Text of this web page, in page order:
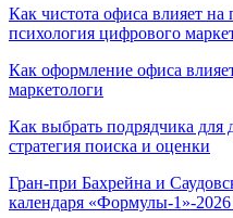
Как чистота офиса влияет на
психология цифрового
Как оформление офиса
маркетологи
Как выбрать подрядчика
стратегия поиска и оценки
Гран-при Бахрейна и
календаря «Формулы-1»-